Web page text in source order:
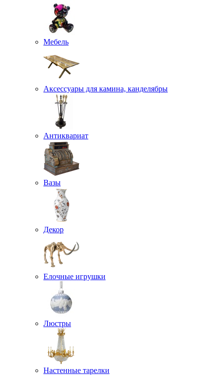
Мебель
Аксессуары для камина, канделябры
Антиквариат
Вазы
Декор
Елочные игрушки
Люстры
Настенные тарелки